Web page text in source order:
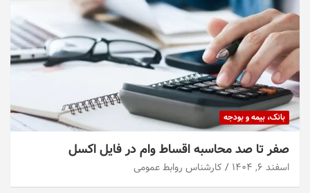
بانک، بیمه و بودجه
صفر تا صد محاسبه اقساط وام در فایل اکسل
اسفند ۶, ۱۴۰۴ کارشناس روابط عمومی